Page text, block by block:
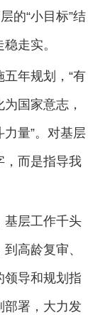
的“小目标”结
走实。
年规划，“有
国家意志，
量”。对基层
，而是指导我
基层工作千头
高龄复审、
领导和规划指
部署，大力发